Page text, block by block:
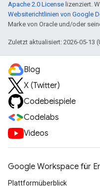
Apache 2.0 License lizenziert.
Websiterichtlinien von Google
Marke von Oracle und/oder
Zuletzt aktualisiert: 2026-05-13
Blog
X (Twitter)
Codebeispiele
Codelabs
Videos
Google Workspace für
Plattformüberblick